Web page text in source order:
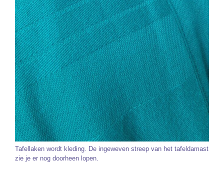
Tafellaken wordt kleding. De ingeweven streep van het tafeldamast
zie je er nog doorheen lopen.